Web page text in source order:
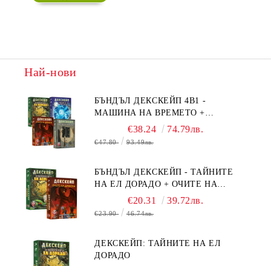
Най-нови
БЪНДЪЛ ДЕКСКЕЙП 4В1 -
МАШИНА НА ВРЕМЕТО +
БЯГСТВО ОТ АЛКАТРАЗ +
ТАЙНИТЕ НА ЕЛ ДОРАДО +
€38.24 74.79лв.
€47.80 93.49лв.
БЪНДЪЛ ДЕКСКЕЙП - ТАЙНИТЕ
НА ЕЛ ДОРАДО + ОЧИТЕ НА
ДРАКОНА€20.31 39.72лв.
€23.90 46.74лв.
ДЕКСКЕЙП: ТАЙНИТЕ НА ЕЛ
ДОРАДО